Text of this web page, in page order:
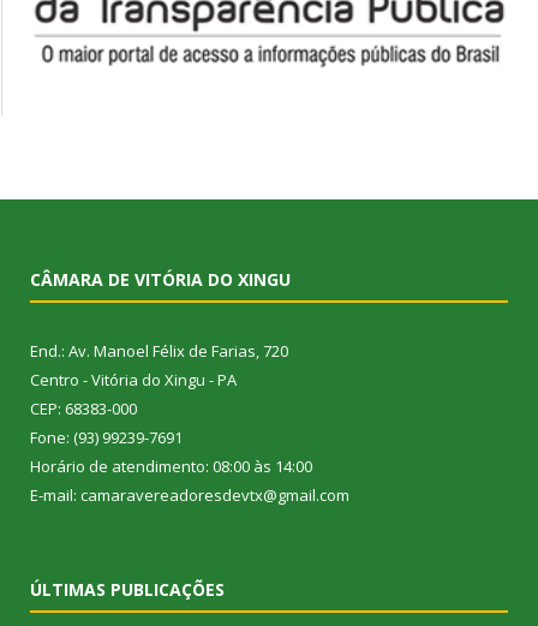
CÂMARA DE VITÓRIA DO XINGU
End.: Av. Manoel Félix de Farias, 720
Centro - Vitória do Xingu - PA
CEP: 68383-000
Fone: (93) 99239-7691
Horário de atendimento: 08:00 às 14:00
E-mail: camaravereadoresdevtx@gmail.com
ÚLTIMAS PUBLICAÇÕES